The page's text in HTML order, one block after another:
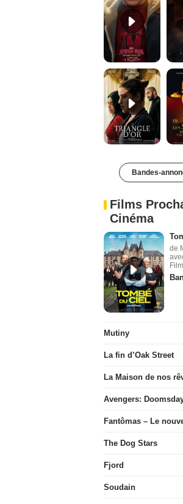
Bandes-
Films
Cinéma
de
Mutiny
La fin d’Oak Street
La Maison de nos
Avengers:
Fantômas – Le
The Dog Stars
Fjord
Soudain